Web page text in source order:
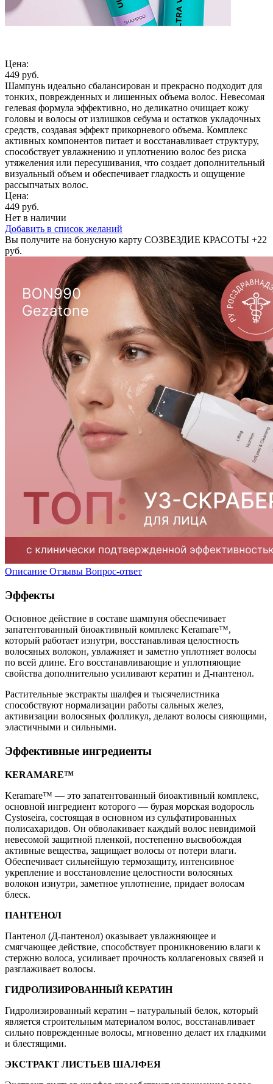
Цена:
449 руб.
Шампунь идеально сбалансирован и прекрасно подходит для
тонких, поврежденных и лишенных объема волос. Невесомая
гелевая формула эффективно, но деликатно очищает кожу
головы и волосы от излишков себума и остатков укладочных
средств, создавая эффект прикорневого объема. Комплекс
активных компонентов питает и восстанавливает структуру,
способствует увлажнению и уплотнению волос без риска
утяжеления или пересушивания, что создает дополнительный
визуальный объем и обеспечивает гладкость и ощущение
рассыпчатых волос.
Цена:
449 руб.
Нет в наличии
Добавить в список желаний
Вы получите на бонусную карту СОЗВЕЗДИЕ КРАСОТЫ +22
руб.
Описание Отзывы Вопрос-ответ
Эффекты
Основное действие в составе шампуня обеспечивает
запатентованный биоактивный комплекс Keramare™,
который работает изнутри, восстанавливая целостность
волосяных волокон, увлажняет и заметно уплотняет волосы
по всей длине. Его восстанавливающие и уплотняющие
свойства дополнительно усиливают кератин и Д-пантенол.
Растительные экстракты шалфея и тысячелистника
способствуют нормализации работы сальных желез,
активизации волосяных фолликул, делают волосы сияющими,
эластичными и сильными.
Эффективные ингредиенты
KERAMARE™
Keramare™ — это запатентованный биоактивный комплекс,
основной ингредиент которого — бурая морская водоросль
Cystoseira, состоящая в основном из сульфатированных
полисахаридов. Он обволакивает каждый волос невидимой
невесомой защитной пленкой, постепенно высвобождая
активные вещества, защищает волосы от потери влаги.
Обеспечивает сильнейшую термозащиту, интенсивное
укрепление и восстановление целостности волосяных
волокон изнутри, заметное уплотнение, придает волосам
блеск.
ПАНТЕНОЛ
Пантенол (Д-пантенол) оказывает увлажняющее и
смягчающее действие, способствует проникновению влаги к
стержню волоса, усиливает прочность коллагеновых связей и
разглаживает волосы.
ГИДРОЛИЗИРОВАННЫЙ КЕРАТИН
Гидролизированный кератин – натуральный белок, который
является строительным материалом волос, восстанавливает
сильно поврежденные волосы, мгновенно делает их гладкими
и блестящими.
ЭКСТРАКТ ЛИСТЬЕВ ШАЛФЕЯ